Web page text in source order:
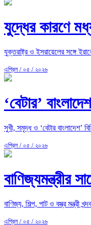
যুদ্ধের কারণে
যুক্তরাষ্ট্র ও ইসরায়েলের সঙ্গে
এপ্রিল / ০৫ / ২০২৬
‘বেটার’
সুখী, সমৃদ্ধ ও ‘বেটার বাংলাদেশ’
এপ্রিল / ০৫ / ২০২৬
বাণিজ্যমন্ত্রীর
বাণিজ্য, শিল্প, পাট ও বস্ত্র মন্ত্রী
এপ্রিল / ০৫ / ২০২৬